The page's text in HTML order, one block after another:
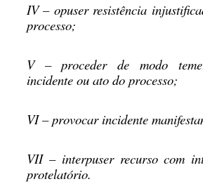
IV – opuser resistência
processo;
V – proceder de modo
incidente ou ato do processo;
VI – provocar incidente
VII – interpuser recurso com
protelatório.